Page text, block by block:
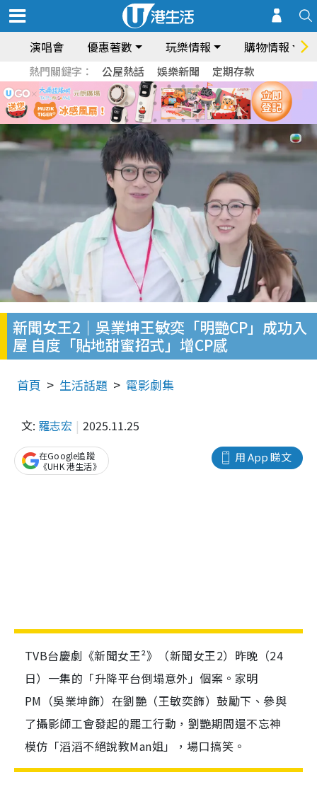
演唱會 優惠著數 玩樂情報 購物情報
熱門關鍵字： 公屋熱話 娛樂新聞 定期存款
新聞女王2｜吳業坤王敏奕「明艷CP」成功入
屋 自度「貼地甜蜜招式」增CP感
首頁 生活話題 電影劇集
文: 羅志宏 2025.11.25
用 App 睇文
在Google追蹤
《UHK 港生活》
TVB台慶劇《新聞女王²》（新聞女王2）昨晚（24
日）一集的「升降平台倒塌意外」個案。家明
PM（吳業坤飾）在劉艷（王敏奕飾）鼓勵下、參與
了攝影師工會發起的罷工行動，劉艷期間還不忘神
模仿「滔滔不絕說教Man姐」，場口搞笑。